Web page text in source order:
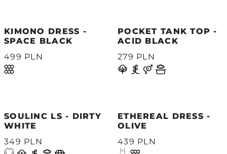
KIMONO DRESS -
SPACE BLACK
499 PLN
POCKET TANK TOP -
ACID BLACK
279 PLN
SOULINC LS - DIRTY
WHITE
349 PLN
ETHEREAL DRESS -
OLIVE
439 PLN